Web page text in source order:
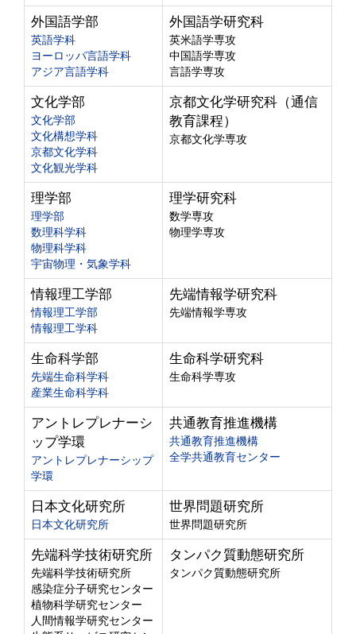
外国語学部
英語学科
ヨーロッパ言語学科
アジア言語学科
外国語学研究科
英米語学専攻
中国語学専攻
言語学専攻
文化学部
文化学部
文化構想学科
京都文化学科
文化観光学科
京都文化学研究科（通信
教育課程）
京都文化学専攻
理学部
理学部
数理科学科
物理科学科
宇宙物理・気象学科
理学研究科
数学専攻
物理学専攻
情報理工学部
情報理工学部
情報理工学科
先端情報学研究科
先端情報学専攻
生命科学部
先端生命科学科
産業生命科学科
生命科学研究科
生命科学専攻
アントレプレナーシ
ップ学環
アントレプレナーシップ
学環
共通教育推進機構
共通教育推進機構
全学共通教育センター
日本文化研究所
日本文化研究所
世界問題研究所
世界問題研究所
先端科学技術研究所
先端科学技術研究所
感染症分子研究センター
植物科学研究センター
人間情報学研究センター
タンパク質動態研究所
タンパク質動態研究所